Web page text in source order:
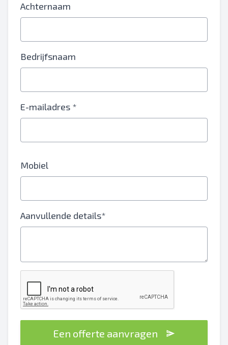
Achternaam
Bedrijfsnaam
E-mailadres *
Mobiel
Aanvullende details*
Een offerte aanvragen